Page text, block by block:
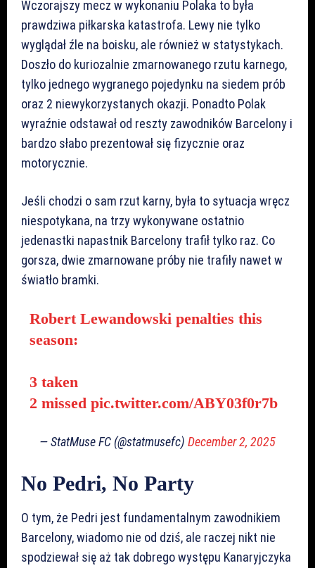
Wczorajszy mecz w wykonaniu Polaka to była
prawdziwa piłkarska katastrofa. Lewy nie tylko
wyglądał źle na boisku, ale również w statystykach.
Doszło do kuriozalnie zmarnowanego rzutu karnego,
tylko jednego wygranego pojedynku na siedem prób
oraz 2 niewykorzystanych okazji. Ponadto Polak
wyraźnie odstawał od reszty zawodników Barcelony i
bardzo słabo prezentował się fizycznie oraz
motorycznie.
Jeśli chodzi o sam rzut karny, była to sytuacja wręcz
niespotykana, na trzy wykonywane ostatnio
jedenastki napastnik Barcelony trafił tylko raz. Co
gorsza, dwie zmarnowane próby nie trafiły nawet w
światło bramki.
Robert Lewandowski penalties this
season:
3 taken
2 missed pic.twitter.com/ABY03f0r7b
— StatMuse FC (@statmusefc) December 2, 2025
No Pedri, No Party
O tym, że Pedri jest fundamentalnym zawodnikiem
Barcelony, wiadomo nie od dziś, ale raczej nikt nie
spodziewał się aż tak dobrego występu Kanaryjczyka